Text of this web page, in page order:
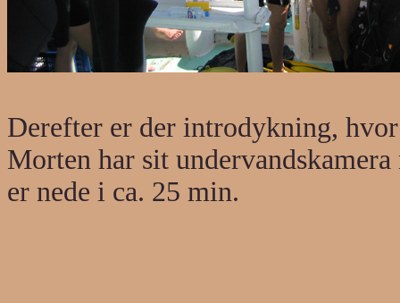
Derefter er der introdykning,
Morten har sit
er nede i ca. 25 min.